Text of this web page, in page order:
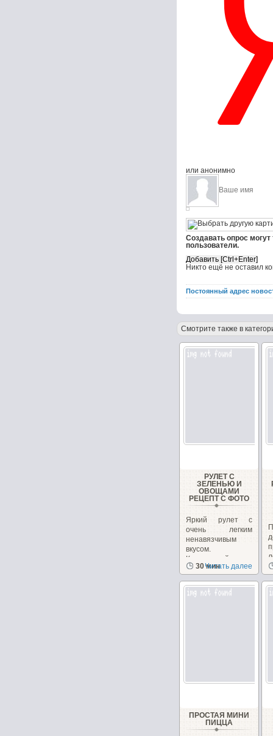
или анонимно
Создавать опрос
пользователи.
Никто ещё не оставил
Постоянный адрес
Смотрите также в
РУЛЕТ С
ЗЕЛЕНЬЮ И
ОВОЩАМИ
РЕЦЕПТ С ФОТО
Яркий рулет с
очень легким
ненавязчивым
вкусом.
Кулинарный...
30 мин
Читать далее
ПРОСТАЯ МИНИ
ПИЦЦА